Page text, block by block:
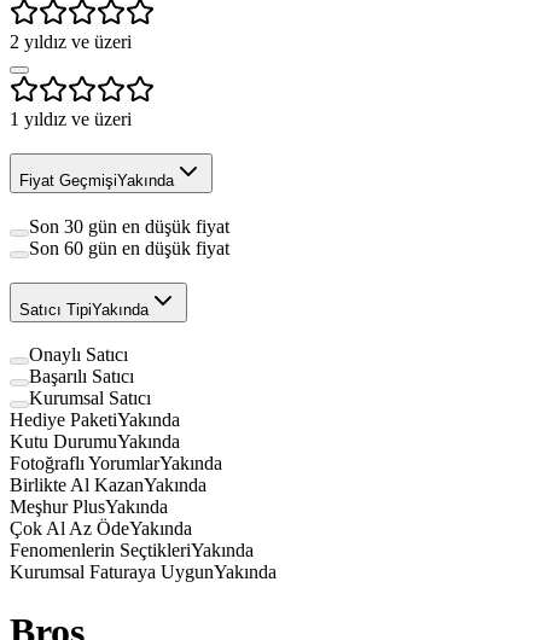
2 yıldız ve üzeri
1 yıldız ve üzeri
Fiyat GeçmişiYakında
Son 30 gün en düşük fiyat
Son 60 gün en düşük fiyat
Satıcı TipiYakında
Onaylı Satıcı
Başarılı Satıcı
Kurumsal Satıcı
Hediye PaketiYakında
Kutu DurumuYakında
Fotoğraflı YorumlarYakında
Birlikte Al KazanYakında
Meşhur PlusYakında
Çok Al Az ÖdeYakında
Fenomenlerin SeçtikleriYakında
Kurumsal Faturaya UygunYakında
Broş